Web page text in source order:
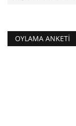
OYLAMA ANKETI